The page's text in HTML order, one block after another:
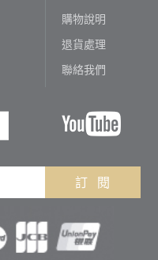
購物說明
退貨處理
聯絡我們
訂 閱